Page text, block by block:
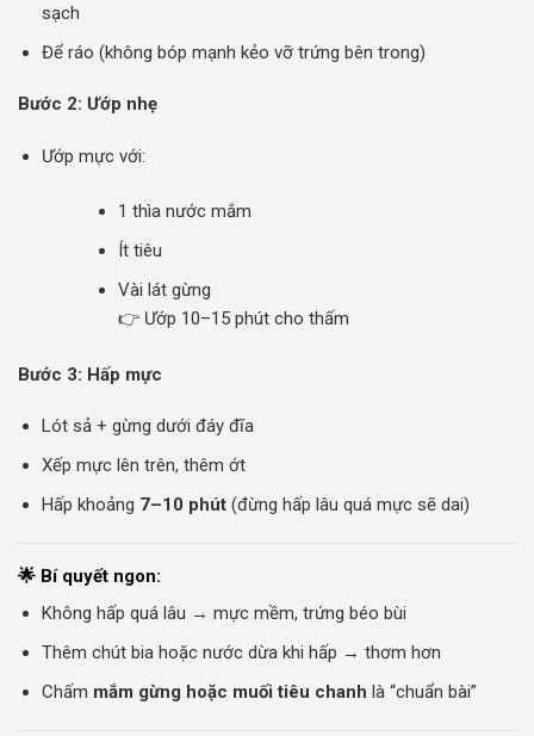
sạch
Để ráo (không bóp mạnh kẻo vỡ trứng bên trong)
Bước 2: Ướp nhẹ
Ướp mực với:
1 thìa nước mắm
Ít tiêu
Vài lát gừng
👉 Ướp 10–15 phút cho thấm
Bước 3: Hấp mực
Lót sả + gừng dưới đáy đĩa
Xếp mực lên trên, thêm ớt
Hấp khoảng 7–10 phút(đừng hấp lâu quá mực sẽ dai)
🌟 Bí quyết ngon:
Không hấp quá lâu → mực mềm, trứng béo bùi
Thêm chút bia hoặc nước dừa khi hấp → thơm hơn
Chấm mắm gừng hoặc muối tiêu chanh là “chuẩn bài”